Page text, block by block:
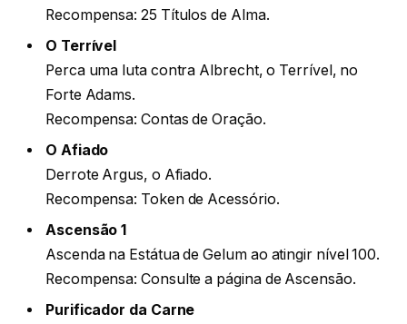
Recompensa: 25 Títulos de Alma.
O Terrível
Perca uma luta contra Albrecht, o Terrível, no
Forte Adams.
Recompensa: Contas de Oração.
O Afiado
Derrote Argus, o Afiado.
Recompensa: Token de Acessório.
Ascensão 1
Ascenda na Estátua de Gelum ao atingir nível 100.
Recompensa: Consulte a página de Ascensão.
Purificador da Carne